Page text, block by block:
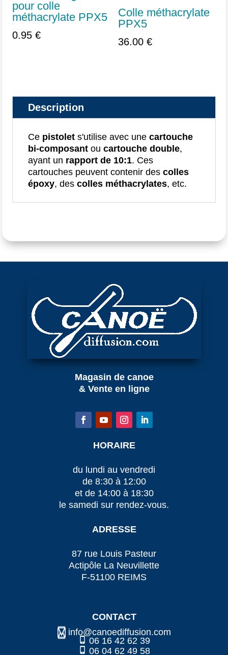
pour colle
méthacrylate PPX5
0.95€
Colle méthacrylate
PPX5
36.00 €
Description
Ce pistolet s'utilise avec unecartouche
bi-composant oucartouche double,
ayant un rapport de 10:1. Ces
cartouches peuvent contenir descolles
époxy, descolles méthacrylates, etc.
Magasin de canoe
& Vente en ligne
HORAIRE
du lundi au vendredi
de 8:30 à 12:00
et de 14:00 à 18:30
le samedi sur rendez-vous.
ADRESSE
87 rue Louis Pasteur
Actipôle La Neuvillette
F-51100 REIMS
CONTACT
06 16 42 62 39
06 04 62 49 58
info@canoediffusion.com